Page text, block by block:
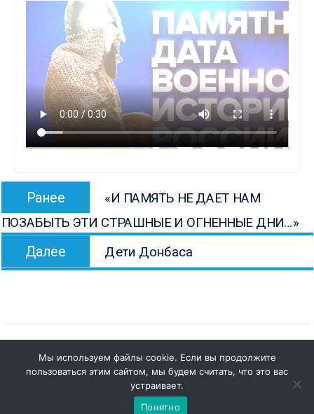
Навигация
записям
Ранее
запись:
«И ПАМЯТЬ НЕ ДАЕТ НАМ
ПОЗАБЫТЬ ЭТИ СТРАШНЫЕ И ОГНЕННЫЕ ДНИ…»
Далее Следующая
запись:
Дети Донбаса
Copyright © Все права защищены.
КОНБ им. В.Г. Белинского
Мы используем файлы cookie. Если вы продолжите
пользоваться этим сайтом, мы будем считать, что это вас
устраивает.
Понятно
1
Чат с
администратором